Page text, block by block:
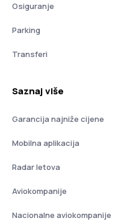
Osiguranje
Parking
Transferi
Saznaj više
Garancija najniže cijene
Mobilna aplikacija
Radar letova
Aviokompanije
Nacionalne aviokompanije